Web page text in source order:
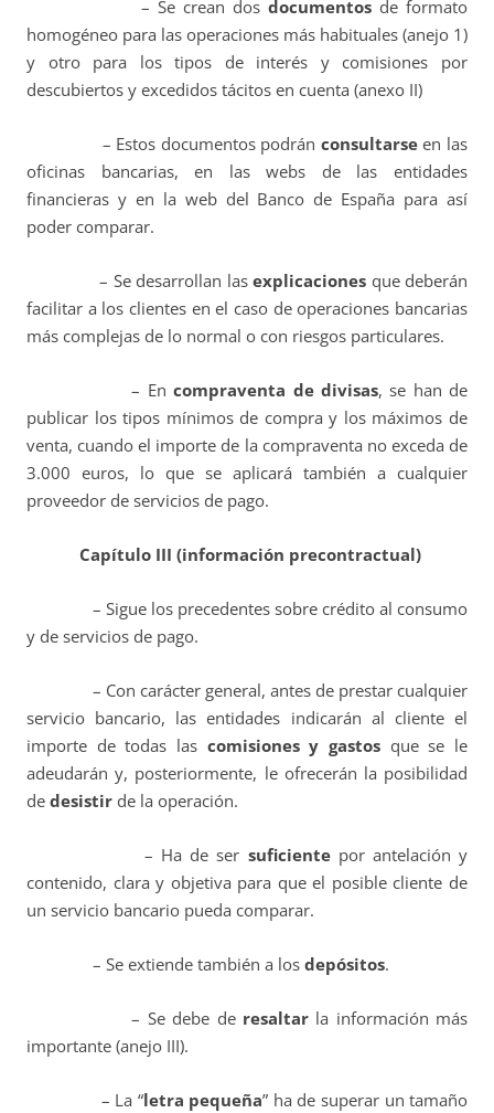
– Se crean dosdocumentos de formato
homogéneo para las operaciones más habituales (anejo 1)
y otro para los tipos de interés y comisiones por
descubiertos y excedidos tácitos en cuenta (anexo II)
– Estos documentos podrán consultarseen las
oficinas bancarias, en las webs de las entidades
financieras y en la web del Banco de España para así
poder comparar.
– Se desarrollan lasexplicaciones que deberán
facilitar a los clientes en el caso de operaciones bancarias
más complejas de lo normal o con riesgos particulares.
– Encompraventa de divisas, se han de
publicar los tipos mínimos de compra y los máximos de
venta, cuando el importe de la compraventa no exceda de
3.000 euros, lo que se aplicará también a cualquier
proveedor de servicios de pago.
Capítulo III (información precontractual)
– Sigue los precedentes sobre crédito al consumo
y de servicios de pago.
– Con carácter general, antes de prestar cualquier
servicio bancario, las entidades indicarán al cliente el
importe de todas las comisiones y gastos que se le
adeudarán y, posteriormente, le ofrecerán la posibilidad
de desistir de la operación.
– Ha de ser suficientepor antelación y
contenido, clara y objetiva para que el posible cliente de
un servicio bancario pueda comparar.
– Se extiende también a los depósitos.
– Se debe de resaltarla información más
importante (anejo III).
– La “letra pequeña” ha de superar un tamaño